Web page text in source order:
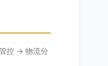
控 → 物流分